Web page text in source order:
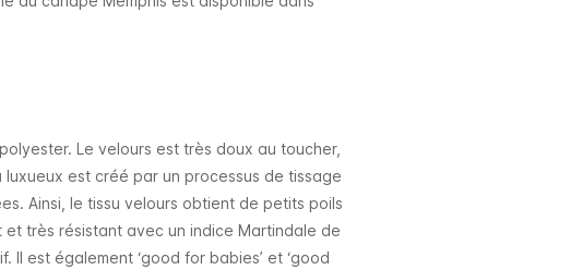
Le velours est très doux au toucher,
est créé par un processus de tissage
Ainsi, le tissu velours obtient de petits poils
très résistant avec un indice Martindale de
est également ‘good for babies’ et ‘good